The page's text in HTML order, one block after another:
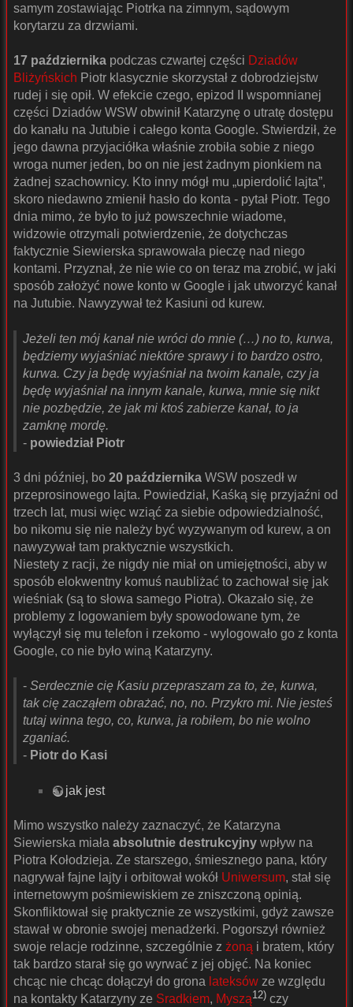
samym zostawiając Piotrka na zimnym, sądowym
korytarzu za drzwiami.
17 października podczas czwartej części Dziadów
Bliżyńskich Piotr klasycznie skorzystał z dobrodziejstw
rudej i się opił. W efekcie czego, epizod II wspomnianej
części Dziadów WSW obwinił Katarzynę o utratę dostępu
do kanału na Jutubie i całego konta Google. Stwierdził, że
jego dawna przyjaciółka właśnie zrobiła sobie z niego
wroga numer jeden, bo on nie jest żadnym pionkiem na
żadnej szachownicy. Kto inny mógł mu „upierdolić lajta”,
skoro niedawno zmienił hasło do konta - pytał Piotr. Tego
dnia mimo, że było to już powszechnie wiadome,
widzowie otrzymali potwierdzenie, że dotychczas
faktycznie Siewierska sprawowała pieczę nad niego
kontami. Przyznał, że nie wie co on teraz ma zrobić, w jaki
sposób założyć nowe konto w Google i jak utworzyć kanał
na Jutubie. Nawyzywał też Kasiuni od kurew.
Jeżeli ten mój kanał nie wróci do mnie (…) no to, kurwa,
będziemy wyjaśniać niektóre sprawy i to bardzo ostro,
kurwa. Czy ja będę wyjaśniał na twoim kanale, czy ja
będę wyjaśniał na innym kanale, kurwa, mnie się nikt
nie pozbędzie, że jak mi ktoś zabierze kanał, to ja
zamknę mordę.
- powiedział Piotr
3 dni później, bo 20 października WSW poszedł w
przeprosinowego lajta. Powiedział, Kaśką się przyjaźni od
trzech lat, musi więc wziąć za siebie odpowiedzialność,
bo nikomu się nie należy być wyzywanym od kurew, a on
nawyzywał tam praktycznie wszystkich.
Niestety z racji, że nigdy nie miał on umiejętności, aby w
sposób elokwentny komuś naubliżać to zachował się jak
wieśniak (są to słowa samego Piotra). Okazało się, że
problemy z logowaniem były spowodowane tym, że
wyłączył się mu telefon i rzekomo - wylogowało go z konta
Google, co nie było winą Katarzyny.
- Serdecznie cię Kasiu przepraszam za to, że, kurwa,
tak cię zacząłem obrażać, no, no. Przykro mi. Nie jesteś
tutaj winna tego, co, kurwa, ja robiłem, bo nie wolno
zganiać.
- Piotr do Kasi
jak jest
Mimo wszystko należy zaznaczyć, że Katarzyna
Siewierska miała absolutnie destrukcyjny wpływ na
Piotra Kołodzieja. Ze starszego, śmiesznego pana, który
nagrywał fajne lajty i orbitował wokół Uniwersum, stał się
internetowym pośmiewiskiem ze zniszczoną opinią.
Skonfliktował się praktycznie ze wszystkimi, gdyż zawsze
stawał w obronie swojej menadżerki. Pogorszył również
swoje relacje rodzinne, szczególnie z żoną i bratem, który
tak bardzo starał się go wyrwać z jej objęć. Na koniec
chcąc nie chcąc dołączył do grona lateksów ze względu
na kontakty Katarzyny ze Sradkiem, Myszą12) czy